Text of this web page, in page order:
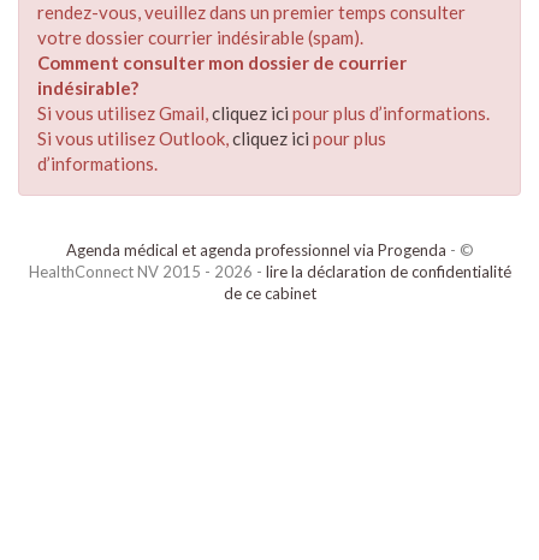
rendez-vous, veuillez dans un premier temps consulter
votre dossier courrier indésirable (spam).
Comment consulter mon dossier de courrier
indésirable?
Si vous utilisez Gmail,cliquez ici pour plus d’informations.
Si vous utilisez Outlook,cliquez ici pour plus
d’informations.
Agenda médical et agenda professionnel via Progenda - ©
HealthConnect NV 2015 - 2026 - lire la déclaration de confidentialité
de ce cabinet